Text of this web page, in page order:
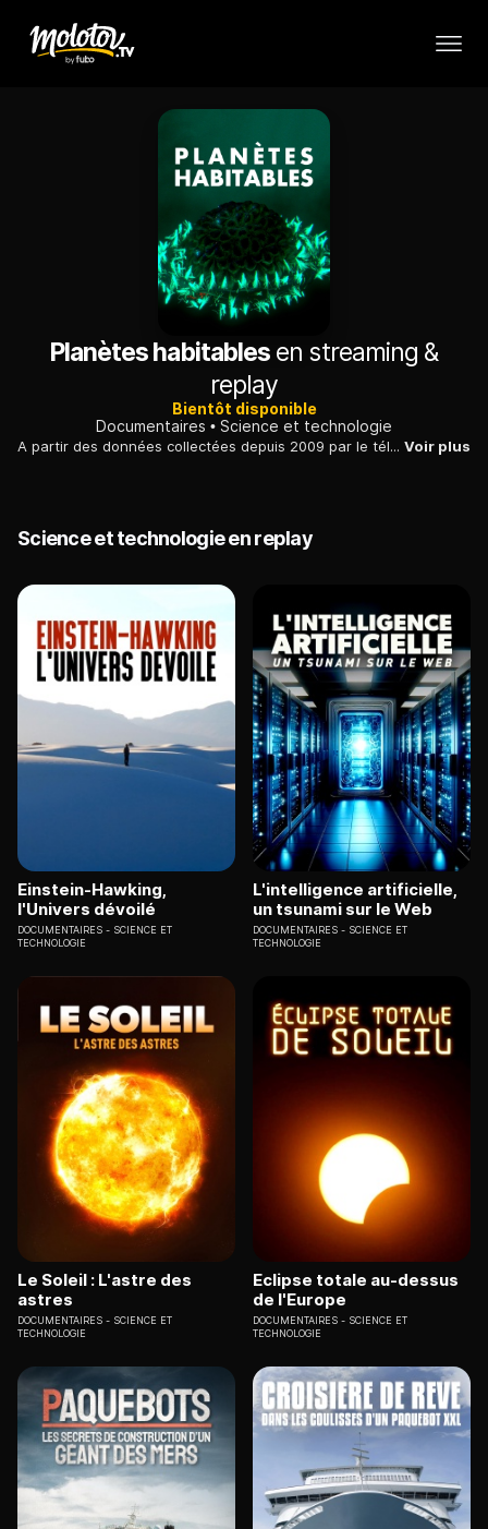
Planètes habitables en streaming &
replay
Bientôt disponible
Documentaires
Science et technologie
A partir des données collectées depuis 2009 par le télescope spatial «Kepler», ce documentaire interroge la possibilité d'une vie extraterrestre dans la galaxie. Voir plus
Science et technologie en replay
Einstein-Hawking,
l'Univers dévoilé
DOCUMENTAIRES
SCIENCE ET
TECHNOLOGIE
L'intelligence artificielle,
un tsunami sur le Web
DOCUMENTAIRES
SCIENCE ET
TECHNOLOGIE
Le Soleil : L'astre des
astres
DOCUMENTAIRES
SCIENCE ET
TECHNOLOGIE
Eclipse totale au-dessus
de l'Europe
DOCUMENTAIRES
SCIENCE ET
TECHNOLOGIE